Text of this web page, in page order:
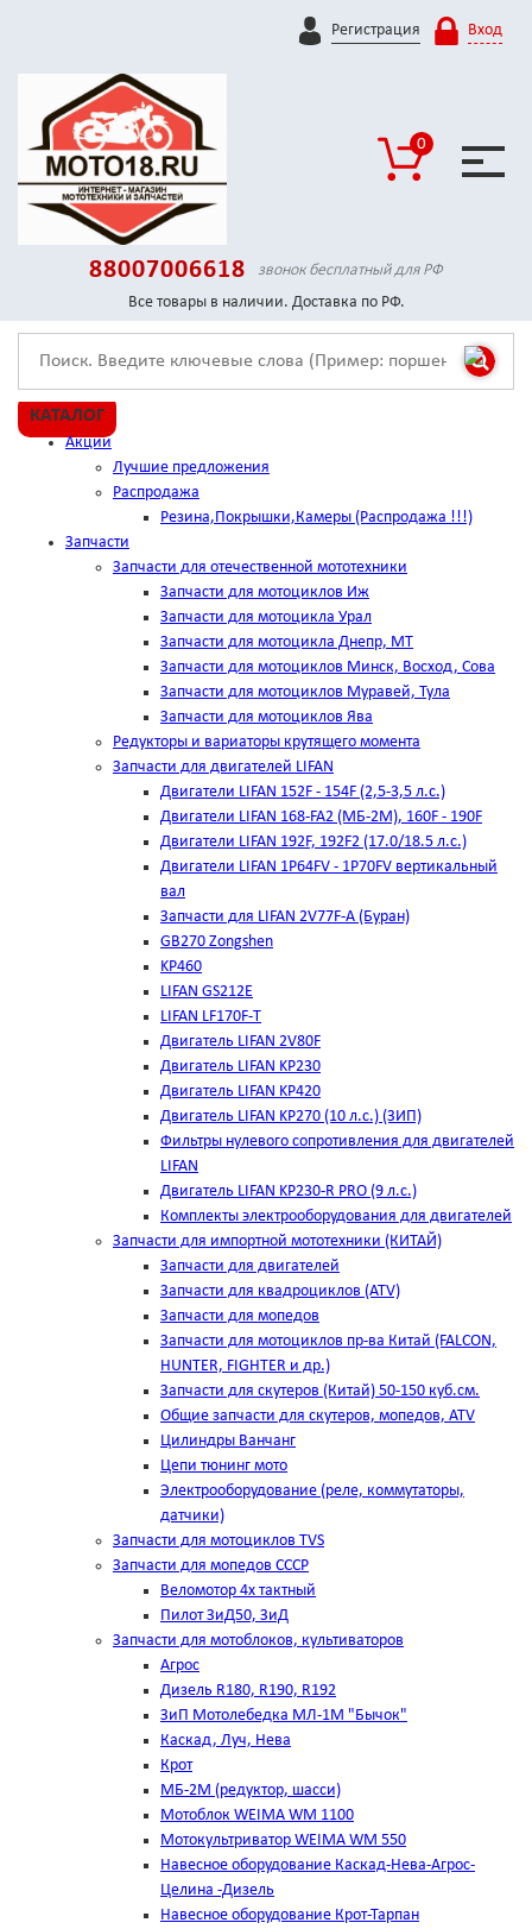
Регистрация Вход
0
88007006618
звонок бесплатный для РФ
Все товары в наличии. Доставка по РФ.
КАТАЛОГ
Акции
Лучшие предложения
Распродажа
Резина,Покрышки,Камеры (Распродажа !!!)
Запчасти
Запчасти для отечественной мототехники
Запчасти для мотоциклов Иж
Запчасти для мотоцикла Урал
Запчасти для мотоцикла Днепр, МТ
Запчасти для мотоциклов Минск, Восход, Сова
Запчасти для мотоциклов Муравей, Тула
Запчасти для мотоциклов Ява
Редукторы и вариаторы крутящего момента
Запчасти для двигателей LIFAN
Двигатели LIFAN 152F - 154F (2,5-3,5 л.с.)
Двигатели LIFAN 168-FA2 (МБ-2М), 160F - 190F
Двигатели LIFAN 192F, 192F2 (17.0/18.5 л.с.)
Двигатели LIFAN 1Р64FV - 1Р70FV вертикальный
вал
Запчасти для LIFAN 2V77F-A (Буран)
GB270 Zongshen
KP460
LIFAN GS212E
LIFAN LF170F-T
Двигатель LIFAN 2V80F
Двигатель LIFAN KP230
Двигатель LIFAN KP420
Двигатель LIFAN KP270 (10 л.с.) (ЗИП)
Фильтры нулевого сопротивления для двигателей
LIFAN
Двигатель LIFAN KP230-R PRO (9 л.с.)
Комплекты электрооборудования для двигателей
Запчасти для импортной мототехники (КИТАЙ)
Запчасти для двигателей
Запчасти для квадроциклов (ATV)
Запчасти для мопедов
Запчасти для мотоциклов пр-ва Китай (FALCON,
HUNTER, FIGHTER и др.)
Запчасти для скутеров (Китай) 50-150 куб.см.
Общие запчасти для скутеров, мопедов, ATV
Цилиндры Ванчанг
Цепи тюнинг мото
Электрооборудование (реле, коммутаторы,
датчики)
Запчасти для мотоциклов TVS
Запчасти для мопедов СССР
Веломотор 4х тактный
Пилот ЗиД50, ЗиД
Запчасти для мотоблоков, культиваторов
Агрос
Дизель R180, R190, R192
ЗиП Мотолебедка МЛ-1М "Бычок"
Каскад, Луч, Нева
Крот
МБ-2М (редуктор, шасси)
Мотоблок WEIMA WM 1100
Мотокультриватор WEIMA WM 550
Навесное оборудование Каскад-Нева-Агрос-
Целина -Дизель
Навесное оборудование Крот-Тарпан